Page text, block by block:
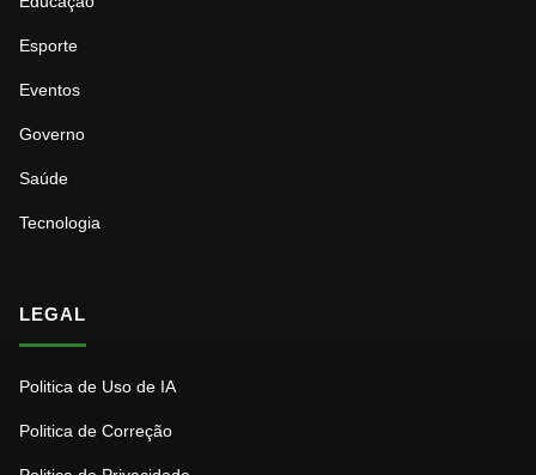
Esporte
Eventos
Governo
Saúde
Tecnologia
LEGAL
Politica de Uso de IA
Politica de Correção